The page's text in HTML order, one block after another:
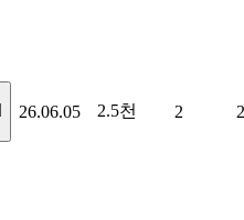
26.06.05 2.5천 2 2